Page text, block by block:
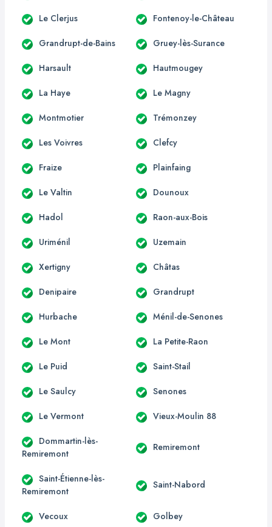
Le Clerjus Fontenoy-le-Château
Grandrupt-de-Bains Gruey-lès-Surance
Harsault Hautmougey
La Haye Le Magny
Montmotier Trémonzey
Les Voivres Clefcy
Fraize Plainfaing
Le Valtin Dounoux
Hadol Raon-aux-Bois
Uriménil Uzemain
Xertigny Châtas
Denipaire Grandrupt
Hurbache Ménil-de-Senones
Le Mont La Petite-Raon
Le Puid Saint-Stail
Le Saulcy Senones
Le Vermont Vieux-Moulin 88
Dommartin-lès-
Remiremont
Remiremont
Saint-Étienne-lès-
Remiremont
Saint-Nabord
Vecoux Golbey